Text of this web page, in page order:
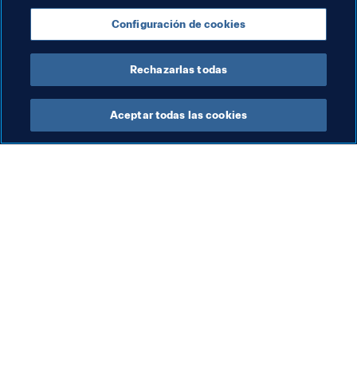
Sigue la Copa Mundial Femenina de la FIFA™
Facebook | Instagram
Configuración de cookies
Rechazarlas todas
Aceptar todas las cookies